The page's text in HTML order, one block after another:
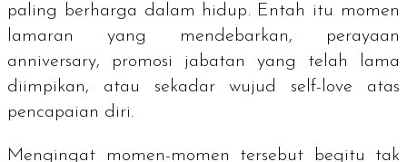
paling berharga dalam hidup. Entah itu momen
lamaran yang mendebarkan, perayaan
anniversary, promosi jabatan yang telah lama
diimpikan, atau sekadar wujud self-love atas
pencapaian diri.
Mengingat momen-momen tersebut begitu tak